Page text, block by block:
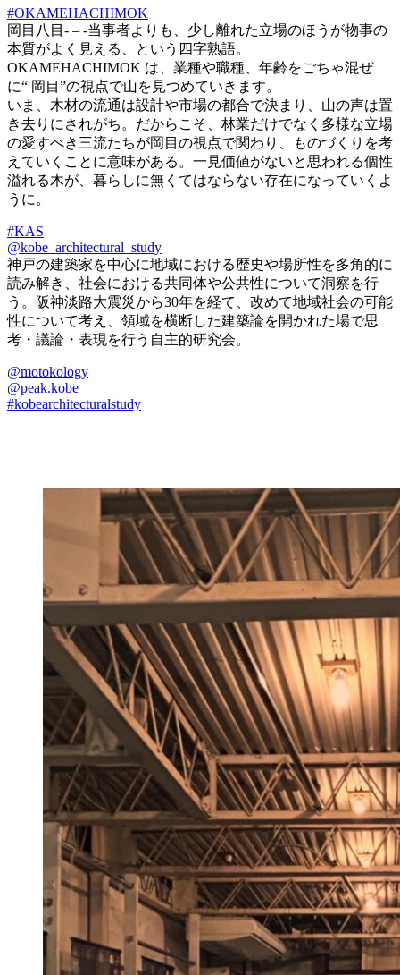
#OKAMEHACHIMOK
岡目八目- – -当事者よりも、少し離れた立場のほうが物事の
本質がよく見える、という四字熟語。
OKAMEHACHIMOK は、業種や職種、年齢をごちゃ混ぜ
に“ 岡目”の視点で山を見つめていきます。
いま、木材の流通は設計や市場の都合で決まり、山の声は置
き去りにされがち。だからこそ、林業だけでなく多様な立場
の愛すべき三流たちが岡目の視点で関わり、ものづくりを考
えていくことに意味がある。一見価値がないと思われる個性
溢れる木が、暮らしに無くてはならない存在になっていくよ
うに。
#KAS
@kobe_architectural_study
神戸の建築家を中心に地域における歴史や場所性を多角的に
読み解き、社会における共同体や公共性について洞察を行
う。阪神淡路大震災から30年を経て、改めて地域社会の可能
性について考え、領域を横断した建築論を開かれた場で思
考・議論・表現を行う自主的研究会。
@motokology
@peak.kobe
#kobearchitecturalstudy